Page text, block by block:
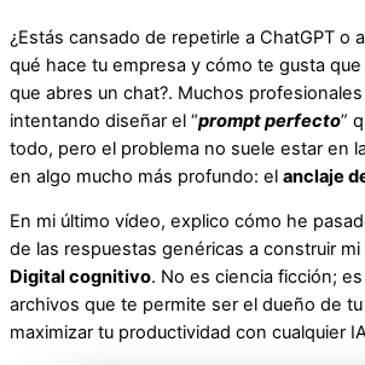
¿Estás cansado de repetirle a ChatGPT o
qué hace tu empresa y cómo te gusta
que abres un chat?. Muchos
intentando diseñar el “prompt perfecto”
todo, pero el problema no suele estar en
en algo mucho más profundo: el anclaje
En mi último vídeo, explico cómo he
de las respuestas genéricas a construir mi
Digital cognitivo. No es ciencia ficción;
archivos que te permite ser el dueño de
maximizar tu productividad con cualquier